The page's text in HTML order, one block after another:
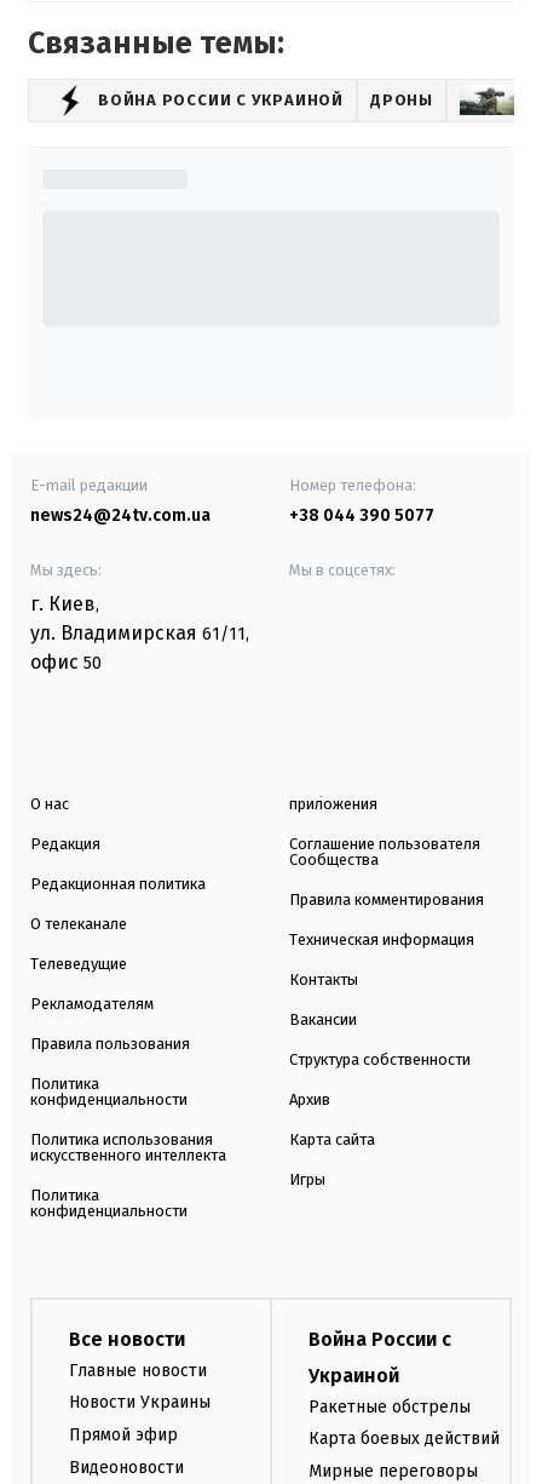
Связанные темы:
ВОЙНА РОССИИ С УКРАИНОЙ ДРОНЫ
E-mail редакции
news24@24tv.com.ua
Номер телефона:
+38 044 390 5077
Мы здесь:
г. Киев,
ул. Владимирская 61/11,
офис 50
Мы в соцсетях:
О нас
Редакция
Редакционная политика
О телеканале
Телеведущие
Рекламодателям
Правила пользования
Политика
конфиденциальности
Политика использования
искусственного интеллекта
Политика
конфиденциальности
приложения
Соглашение пользователя
Сообщества
Правила комментирования
Техническая информация
Контакты
Вакансии
Структура собственности
Архив
Карта сайта
Игры
Все новости
Главные новости
Новости Украины
Прямой эфир
Видеоновости
Война России с
Украиной
Ракетные обстрелы
Карта боевых действий
Мирные переговоры